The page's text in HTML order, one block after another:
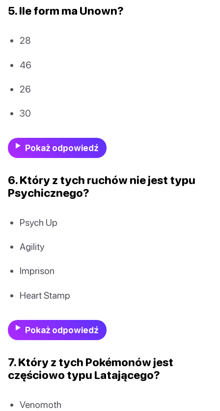
5. Ile form ma Unown?
28
46
26
30
Pokaż odpowiedź
6. Który z tych ruchów nie jest typu
Psychicznego?
Psych Up
Agility
Imprison
Heart Stamp
Pokaż odpowiedź
7. Który z tych Pokémonów jest
częściowo typu Latającego?
Venomoth